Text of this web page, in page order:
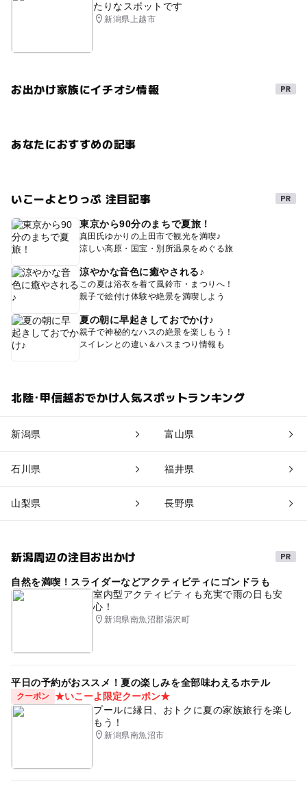
たりなスポットです
新潟県上越市
お出かけ家族にイチオシ情報
あなたにおすすめの記事
いこーよとりっぷ 注目記事
東京から90分のまちで夏旅！
真田氏ゆかりの上田市で観光を満喫♪
涼しい高原・国宝・別所温泉をめぐる旅
涼やかな音色に癒やされる♪
この夏は浴衣を着て風鈴市・まつりへ！
親子で絵付け体験や絶景を満喫しよう
夏の朝に早起きしておでかけ♪
親子で神秘的なハスの絶景を楽しもう！
スイレンとの違い＆ハスまつり情報も
北陸･甲信越おでかけ人気スポットランキング
新潟県 富山県
石川県 福井県
山梨県 長野県
新潟周辺の注目お出かけ
自然を満喫！スライダーなどアクティビティにゴンドラも
室内型アクティビティも充実で雨の日も安
心！
新潟県南魚沼郡湯沢町
平日の予約がおススメ！夏の楽しみを全部味わえるホテル
クーポン ★いこーよ限定クーポン★
プールに縁日、おトクに夏の家族旅行を楽し
もう！
新潟県南魚沼市